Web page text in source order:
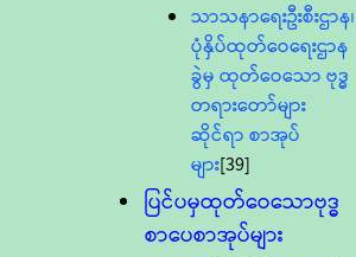
သာသနာရေးဦးစီးဌာန၊
ပုံနှိပ်ထုတ်ဝေရေးဌာန
ခွဲမှ ထုတ်ဝေသော ဗုဒ္ဓ
တရားတော်များ
ဆိုင်ရာ စာအုပ်
များ[39]
ပြင်ပမှထုတ်ဝေသောဗုဒ္ဓ
စာပေစာအုပ်များ